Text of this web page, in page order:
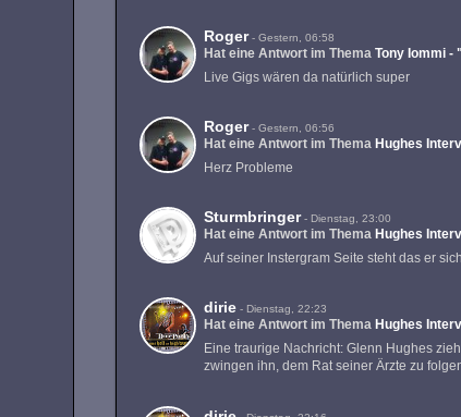
Roger-Gestern, 06:58
Hat eine Antwort im ThemaTony Iommi -
Live Gigs wären da natürlich super
Roger-Gestern, 06:56
Hat eine Antwort im Thema Hughes
Herz Probleme
Sturmbringer- Dienstag, 23:00
Hat eine Antwort im Thema Hughes
Auf seiner Instergram Seite steht das er
dirie - Dienstag, 22:23
Hat eine Antwort im Thema Hughes
Eine traurige Nachricht: Glenn Hughes
zwingen ihn, dem Rat seiner Ärzte zu